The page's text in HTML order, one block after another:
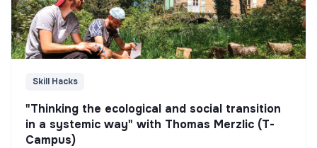
Skill Hacks
"Thinking the ecological and social transition
in a systemic way" with Thomas Merzlic (T-
Campus)